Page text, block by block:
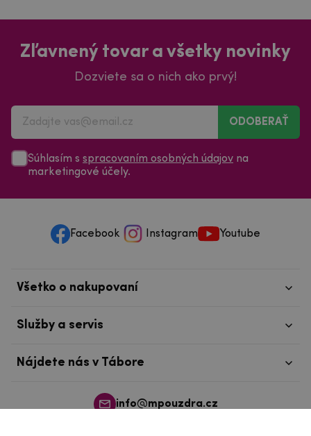
Zľavnený tovar a všetky novinky
Dozviete sa o nich ako prvý!
ODOBERAŤ
Súhlasím s spracovaním osobných údajov na
marketingové účely.
Facebook Instagram Youtube
info@mpouzdra.cz
Všetko o nakupovaní
Služby a servis
Nájdete nás v Tábore